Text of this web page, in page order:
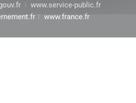
www.service-public.fr
www.france.fr